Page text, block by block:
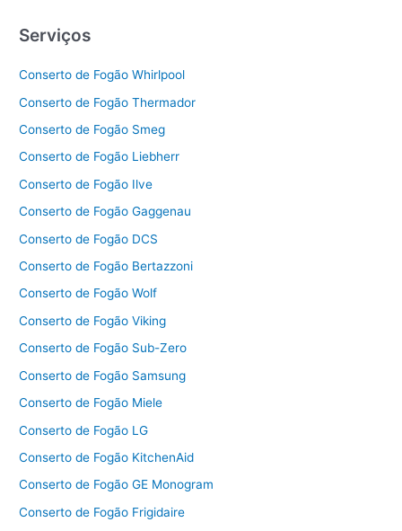
Serviços
Conserto de Fogão Whirlpool
Conserto de Fogão Thermador
Conserto de Fogão Smeg
Conserto de Fogão Liebherr
Conserto de Fogão Ilve
Conserto de Fogão Gaggenau
Conserto de Fogão DCS
Conserto de Fogão Bertazzoni
Conserto de Fogão Wolf
Conserto de Fogão Viking
Conserto de Fogão Sub-Zero
Conserto de Fogão Samsung
Conserto de Fogão Miele
Conserto de Fogão LG
Conserto de Fogão KitchenAid
Conserto de Fogão GE Monogram
Conserto de Fogão Frigidaire